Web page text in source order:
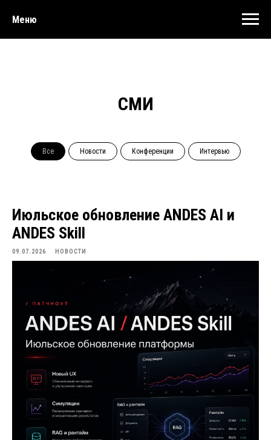
Меню
СМИ
Все Новости Конференции Интервью
Июльское обновление ANDES AI и
ANDES Skill
09.07.2026 НОВОСТИ